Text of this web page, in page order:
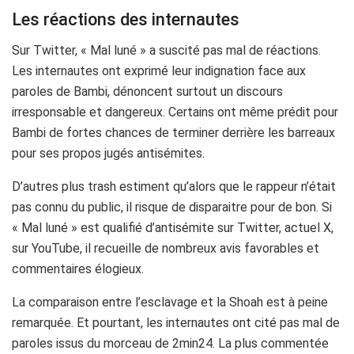
Les réactions des internautes
Sur Twitter, « Mal luné » a suscité pas mal de réactions.
Les internautes ont exprimé leur indignation face aux
paroles de Bambi, dénoncent surtout un discours
irresponsable et dangereux. Certains ont même prédit pour
Bambi de fortes chances de terminer derrière les barreaux
pour ses propos jugés antisémites.
D’autres plus trash estiment qu’alors que le rappeur n’était
pas connu du public, il risque de disparaitre pour de bon. Si
« Mal luné » est qualifié d’antisémite sur Twitter, actuel X,
sur YouTube, il recueille de nombreux avis favorables et
commentaires élogieux.
La comparaison entre l’esclavage et la Shoah est à peine
remarquée. Et pourtant, les internautes ont cité pas mal de
paroles issus du morceau de 2min24. La plus commentée